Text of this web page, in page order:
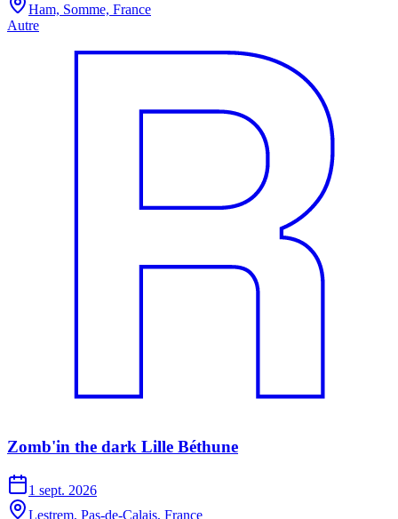
Ham, Somme, France
Autre
Zomb'in the dark Lille Béthune
1 sept. 2026
Lestrem, Pas-de-Calais, France